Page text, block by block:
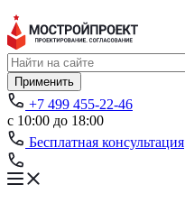
Применить
+7 499 455-22-46
с 10:00 до 18:00
Бесплатная консультация